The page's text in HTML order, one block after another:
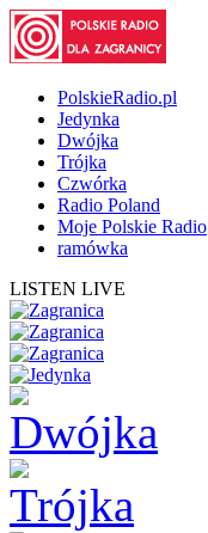
PolskieRadio.pl
Jedynka
Dwójka
Trójka
Czwórka
Radio Poland
Moje Polskie Radio
ramówka
LISTEN LIVE